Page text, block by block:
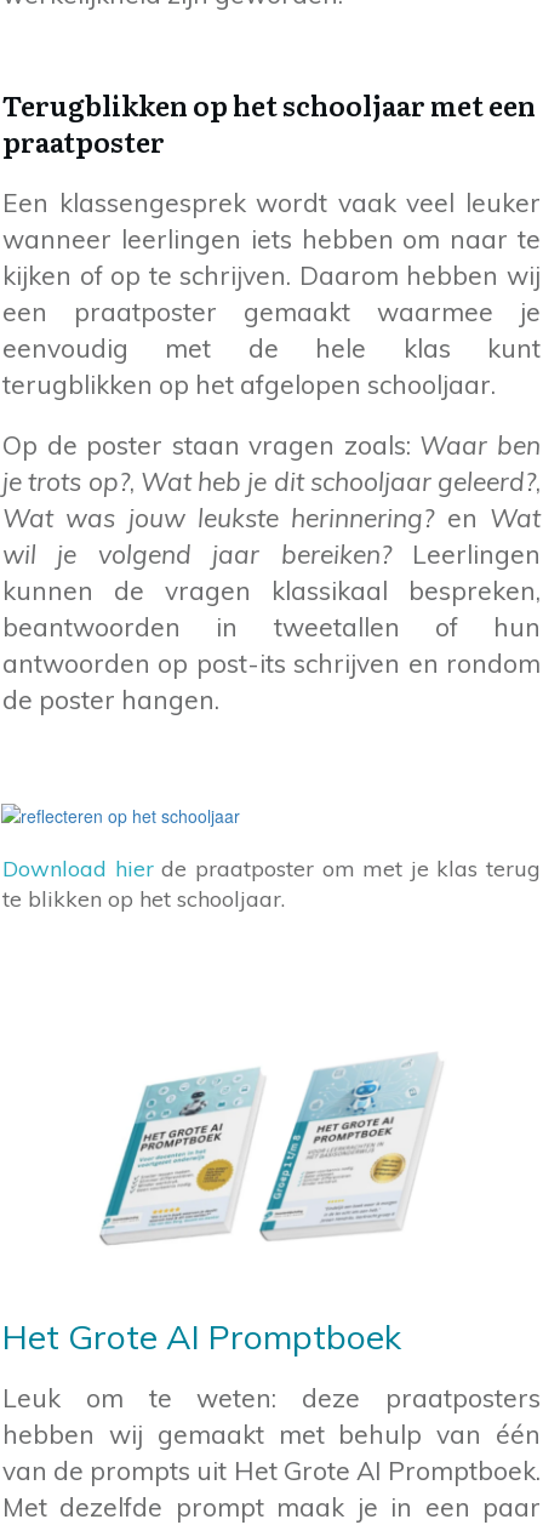
Terugblikken op het schooljaar met een
praatposter
Een klassengesprek wordt vaak veel leuker
wanneer leerlingen iets hebben om naar te
kijken of op te schrijven. Daarom hebben wij
een praatposter gemaakt waarmee je
eenvoudig met de hele klas kunt
terugblikken op het afgelopen schooljaar.
Op de poster staan vragen zoals: Waar ben
je trots op?, Wat heb je dit schooljaar geleerd?,
Wat was jouw leukste herinnering?en Wat
wil je volgend jaar bereiken?Leerlingen
kunnen de vragen klassikaal bespreken,
beantwoorden in tweetallen of hun
antwoorden op post-its schrijven en rondom
de poster hangen.
Download hierde praatposter om met je klas terug
te blikken op het schooljaar.
Het Grote AI Promptboek
Leuk om te weten: deze praatposters
hebben wij gemaakt met behulp van één
van de prompts uit Het Grote AI Promptboek.
Met dezelfde prompt maak je in een paar